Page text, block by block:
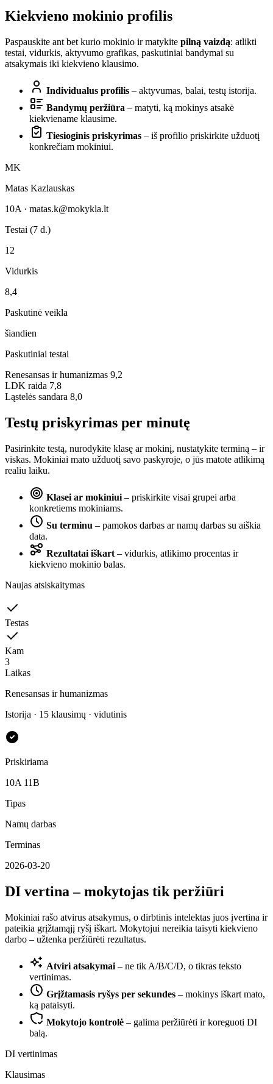
Kiekvieno mokinio profilis
Paspauskite ant bet kurio mokinio ir matykite pilną vaizdą: atlikti
testai, vidurkis, aktyvumo grafikas, paskutiniai bandymai su
atsakymais iki kiekvieno klausimo.
Individualus profilis – aktyvumas, balai, testų istorija.
Bandymų peržiūra – matyti, ką mokinys atsakė
kiekviename klausime.
Tiesioginis priskyrimas – iš profilio priskirkite užduotį
konkrečiam mokiniui.
MK
Matas Kazlauskas
10A · matas.k@mokykla.lt
Testai (7 d.)
12
Vidurkis
8,4
Paskutinė veikla
šiandien
Paskutiniai testai
Renesansas ir humanizmas 9,2
LDK raida 7,8
Ląstelės sandara 8,0
Testų priskyrimas per minutę
Pasirinkite testą, nurodykite klasę ar mokinį, nustatykite terminą – ir
viskas. Mokiniai mato užduotį savo paskyroje, o jūs matote atlikimą
realiu laiku.
Klasei ar mokiniui – priskirkite visai grupei arba
konkretiems mokiniams.
Su terminu – pamokos darbas ar namų darbas su aiškia
data.
Rezultatai iškart – vidurkis, atlikimo procentas ir
kiekvieno mokinio balas.
Naujas atsiskaitymas
Testas
Kam
3
Laikas
Renesansas ir humanizmas
Istorija · 15 klausimų · vidutinis
Priskiriama
10A 11B
Tipas
Namų darbas
Terminas
2026-03-20
DI vertina – mokytojas tik peržiūri
Mokiniai rašo atvirus atsakymus, o dirbtinis intelektas juos įvertina ir
pateikia grįžtamąjį ryšį iškart. Mokytojui nereikia taisyti kiekvieno
darbo – užtenka peržiūrėti rezultatus.
Atviri atsakymai – ne tik A/B/C/D, o tikras teksto
vertinimas.
Grįžtamasis ryšys per sekundes – mokinys iškart mato,
ką pataisyti.
Mokytojo kontrolė – galima peržiūrėti ir koreguoti DI
balą.
DI vertinimas
Klausimas